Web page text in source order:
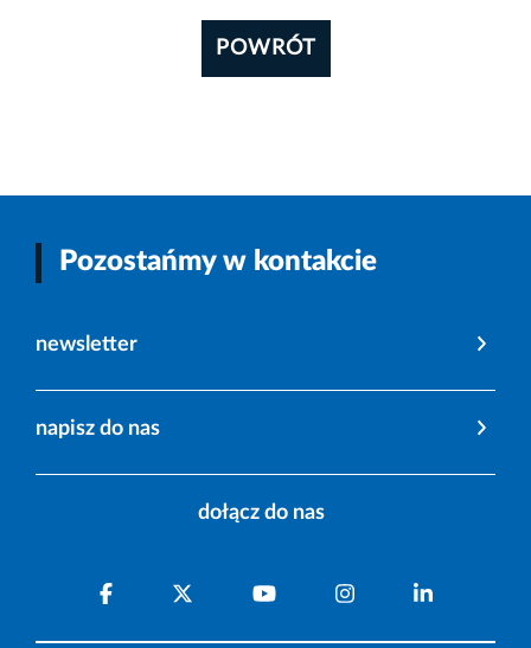
POWRÓT
Pozostańmy w kontakcie
newsletter
napisz do nas
dołącz do nas